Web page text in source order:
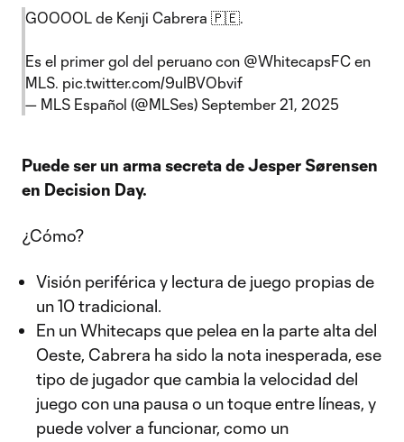
GOOOOL de Kenji Cabrera 🇵🇪.
Es el primer gol del peruano con @WhitecapsFC en
MLS. pic.twitter.com/9uIBVObvif
— MLS Español (@MLSes) September 21, 2025
Puede ser un arma secreta de Jesper Sørensen
en Decision Day.
¿Cómo?
Visión periférica y lectura de juego propias de
un 10 tradicional.
En un Whitecaps que pelea en la parte alta del
Oeste, Cabrera ha sido la nota inesperada, ese
tipo de jugador que cambia la velocidad del
juego con una pausa o un toque entre líneas, y
puede volver a funcionar, como un